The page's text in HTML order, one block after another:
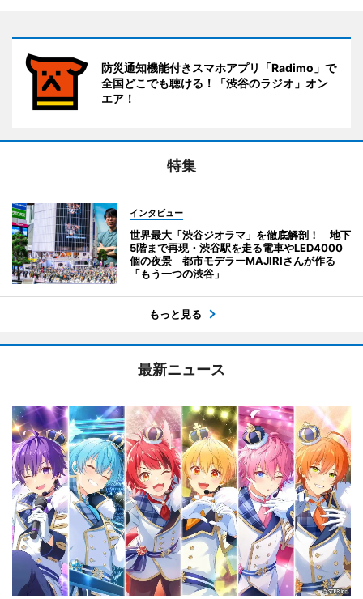
防災通知機能付きスマホアプリ「Radimo」で
全国どこでも聴ける！「渋谷のラジオ」オン
エア！
特集
インタビュー
世界最大「渋谷ジオラマ」を徹底解剖！ 地下
5階まで再現・渋谷駅を走る電車やLED4000
個の夜景 都市モデラーMAJIRIさんが作る
「もう一つの渋谷」
もっと見る
最新ニュース